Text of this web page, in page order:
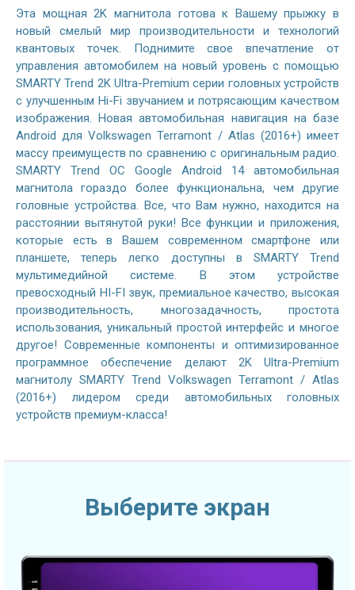
Эта мощная 2K магнитола готова к Вашему прыжку в
новый смелый мир производительности и технологий
квантовых точек. Поднимите свое впечатление от
управления автомобилем на новый уровень с помощью
SMARTY Trend 2K Ultra-Premium серии головных устройств
с улучшенным Hi-Fi звучанием и потрясающим качеством
изображения. Новая автомобильная навигация на базе
Android для Volkswagen Terramont / Atlas (2016+) имеет
массу преимуществ по сравнению с оригинальным радио.
SMARTY Trend ОС Google Android 14 автомобильная
магнитола гораздо более функциональна, чем другие
головные устройства. Все, что Вам нужно, находится на
расстоянии вытянутой руки! Все функции и приложения,
которые есть в Вашем современном смартфоне или
планшете, теперь легко доступны в SMARTY Trend
мультимедийной системе. В этом устройстве
превосходный HI-FI звук, премиальное качество, высокая
производительность, многозадачность, простота
использования, уникальный простой интерфейс и многое
другое! Современные компоненты и оптимизированное
программное обеспечение делают 2K Ultra-Premium
магнитолу SMARTY Trend Volkswagen Terramont / Atlas
(2016+) лидером среди автомобильных головных
устройств премиум-класса!
Выберите экран